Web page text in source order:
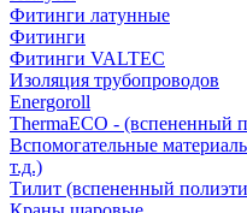
Фитинги латунные
Фитинги
Фитинги VALTEC
Изоляция трубопроводов
Energoroll
ThermaECO - (вспененный
Вспомогательные
т.д.)
Тилит (вспененный